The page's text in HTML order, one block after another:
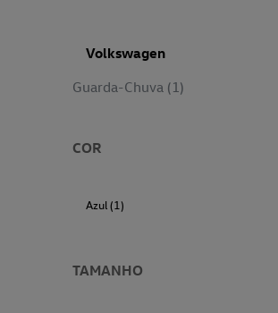
Volkswagen
Guarda-Chuva (1)
COR
Azul (1)
TAMANHO